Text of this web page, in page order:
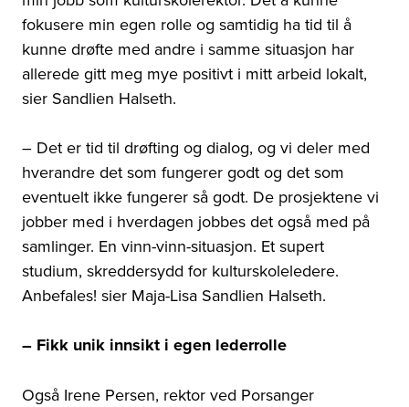
fokusere min egen rolle og samtidig ha tid til å
kunne drøfte med andre i samme situasjon har
allerede gitt meg mye positivt i mitt arbeid lokalt,
sier Sandlien Halseth.
– Det er tid til drøfting og dialog, og vi deler med
hverandre det som fungerer godt og det som
eventuelt ikke fungerer så godt. De prosjektene vi
jobber med i hverdagen jobbes det også med på
samlinger. En vinn-vinn-situasjon. Et supert
studium, skreddersydd for kulturskoleledere.
Anbefales! sier Maja-Lisa Sandlien Halseth.
– Fikk unik innsikt i egen lederrolle
Også Irene Persen, rektor ved Porsanger